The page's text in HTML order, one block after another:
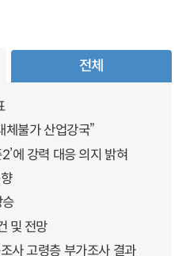
전체
불가 산업강국”
에 강력 대응 의지 밝혀
및 전망
사 고령층 부가조사 결과